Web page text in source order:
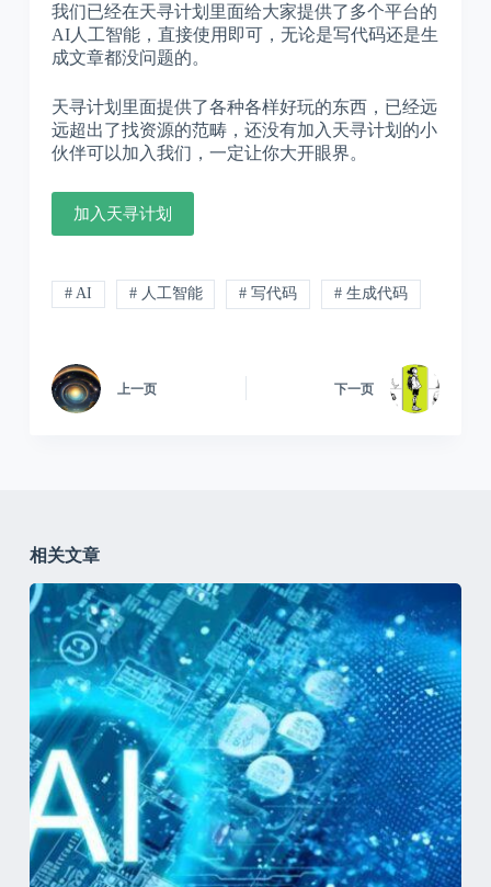
我们已经在天寻计划里面给大家提供了多个平台的
AI人工智能，直接使用即可，无论是写代码还是生
成文章都没问题的。
天寻计划里面提供了各种各样好玩的东西，已经远
远超出了找资源的范畴，还没有加入天寻计划的小
伙伴可以加入我们，一定让你大开眼界。
加入天寻计划
# AI # 人工智能 # 写代码 # 生成代码
上一页 下一页
相关文章